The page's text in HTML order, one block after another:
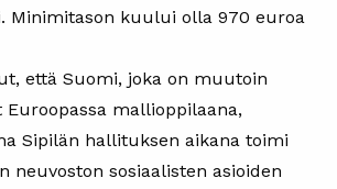
Minimitason kuului olla 970 euroa
että Suomi, joka on muutoin
mallioppilaana,
Sipilän hallituksen aikana toimi
neuvoston sosiaalisten asioiden